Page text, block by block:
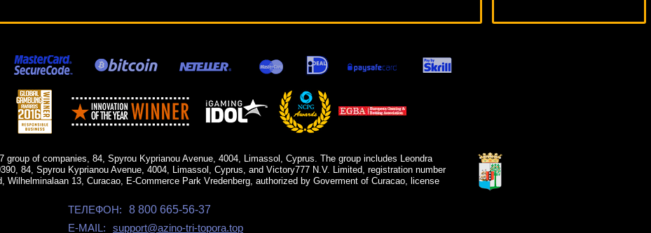
group of companies, 84, Spyrou Kyprianou Avenue, 4004, Limassol, Cyprus. The group includes Leondra
84, Spyrou Kyprianou Avenue, 4004, Limassol, Cyprus, and Victory777 N.V. Limited, registration number
Wilhelminalaan 13, Curacao, E-Commerce Park Vredenberg, authorized by Goverment of Curacao, license
ТЕЛЕФОН:
8 800 665-56-37
E-MAIL:
support@azino-tri-topora.top